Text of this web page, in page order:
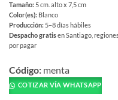
Tamaño:5 cm. alto x 7,5 cm
Color(es):Blanco
Producción:5–8 días hábiles
Despacho gratisen Santiago,
por pagar
producto
tiene
múltiples
Código: menta
COTIZAR VÍA WHATSAPP